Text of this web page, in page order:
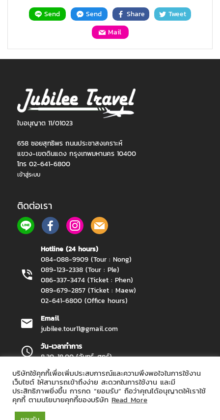
Send Send Share
Tweet
Mail
ใบอนุญาต 11/01023
658 ซอยสุทธิพร ถนนประชาสงเคราะห์
แขวง-เขตดินแดง กรุงเทพมหานคร 10400
โทร 02-641-6800
เข้าสู่ระบบ
ติดต่อเรา
Hotline (24 hours)
084-088-9909 (Tour : Nong)
089-123-2338 (Tour : Ple)
086-337-3474 (Ticket : Phen)
089-679-2857 (Ticket : Maew)
02-641-6800 (Office hours)
Email
jubilee.tour11@gmail.com
วัน-เวลาทำการ
8.30-18.00 (จันทร์-ศุกร์)
Jubilee Travel Copyright 2026.All Rights Reserved.
บริษัทใช้คุกกี้เพื่อเพิ่มประสบการณ์และความพึงพอใจในการใช้งาน
เว็บไซต์ ให้สามารถเข้าถึงง่าย สะดวกในการใช้งาน และมี
ประสิทธิภาพยิ่งขึ้น การกด “ยอมรับ” ถือว่าคุณได้อนุญาตให้เราใช้
คุกกี้ ตามนโยบายคุกกี้ของบริษัท Read More